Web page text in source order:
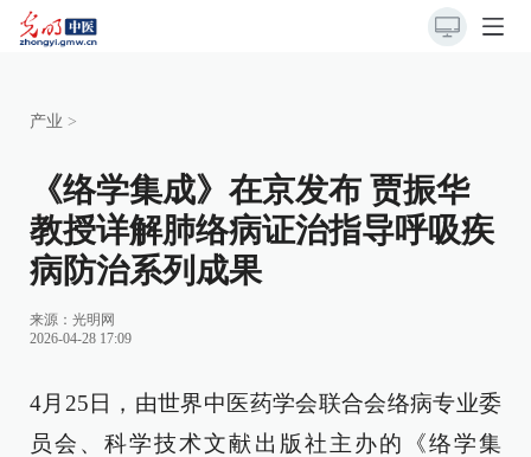
产业 >
《络学集成》在京发布 贾振华
教授详解肺络病证治指导呼吸疾
病防治系列成果
来源： 光明网
2026-04-28 17:09
4月25日，由世界中医药学会联合会络病专业委
员会、科学技术文献出版社主办的《络学集